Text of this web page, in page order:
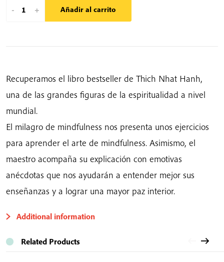
- + Añadir al carrito
Recuperamos el libro bestseller de Thich Nhat Hanh,
una de las grandes figuras de la espiritualidad a nivel
mundial.
El milagro de mindfulness nos presenta unos ejercicios
para aprender el arte de mindfulness. Asimismo, el
maestro acompaña su explicación con emotivas
anécdotas que nos ayudarán a entender mejor sus
enseñanzas y a lograr una mayor paz interior.
Additional information
Related Products